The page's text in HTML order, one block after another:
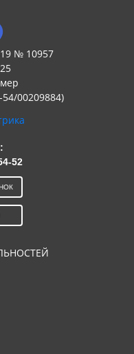
№ 10957
00209884)
52